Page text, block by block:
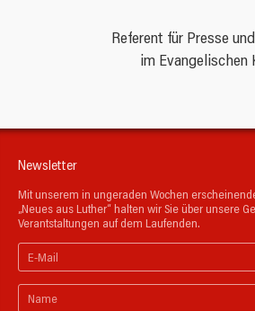
Referent für Presse
im Evangelischen
Newsletter
Mit unserem in ungeraden Wochen
„Neues aus Luther“ halten wir Sie über unsere
Verantstaltungen auf dem Laufenden.